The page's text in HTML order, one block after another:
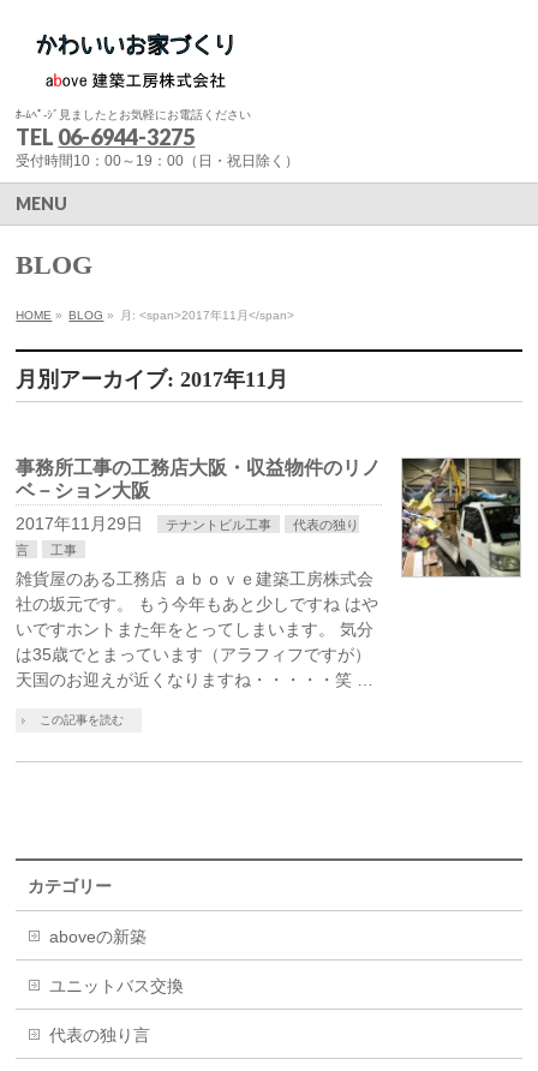
ﾎ-ﾑﾍﾟ-ｼﾞ見ましたとお気軽にお電話ください
TEL 06-6944-3275
受付時間10：00～19：00（日・祝日除く）
MENU
BLOG
HOME » BLOG » 月: <span>2017年11月</span>
月別アーカイブ: 2017年11月
事務所工事の工務店大阪・収益物件のリノ
ベ－ション大阪
2017年11月29日 テナントビル工事
代表の独り
言
工事
雑貨屋のある工務店 ａｂｏｖｅ建築工房株式会
社の坂元です。 もう今年もあと少しですね はや
いですホントまた年をとってしまいます。 気分
は35歳でとまっています（アラフィフですが）
天国のお迎えが近くなりますね・・・・・笑 …
この記事を読む
カテゴリー
aboveの新築
ユニットバス交換
代表の独り言